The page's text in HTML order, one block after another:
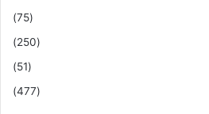
(75)
(250)
(51)
(477)